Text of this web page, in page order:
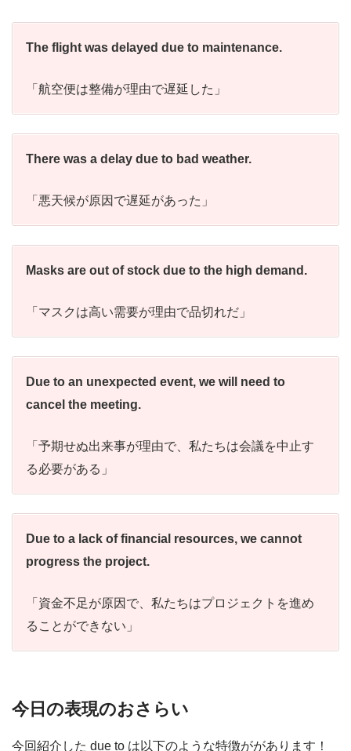
The flight was delayed due to maintenance.
「航空便は整備が理由で遅延した」
There was a delay due to bad weather.
「悪天候が原因で遅延があった」
Masks are out of stock due to the high demand.
「マスクは高い需要が理由で品切れだ」
Due to an unexpected event, we will need to
cancel the meeting.
「予期せぬ出来事が理由で、私たちは会議を中止す
る必要がある」
Due to a lack of financial resources, we cannot
progress the project.
「資金不足が原因で、私たちはプロジェクトを進め
ることができない」
今日の表現のおさらい
今回紹介した due to は以下のような特徴ががあります！